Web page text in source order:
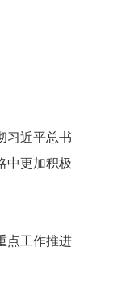
习近平总书
中更加积极
点工作推进